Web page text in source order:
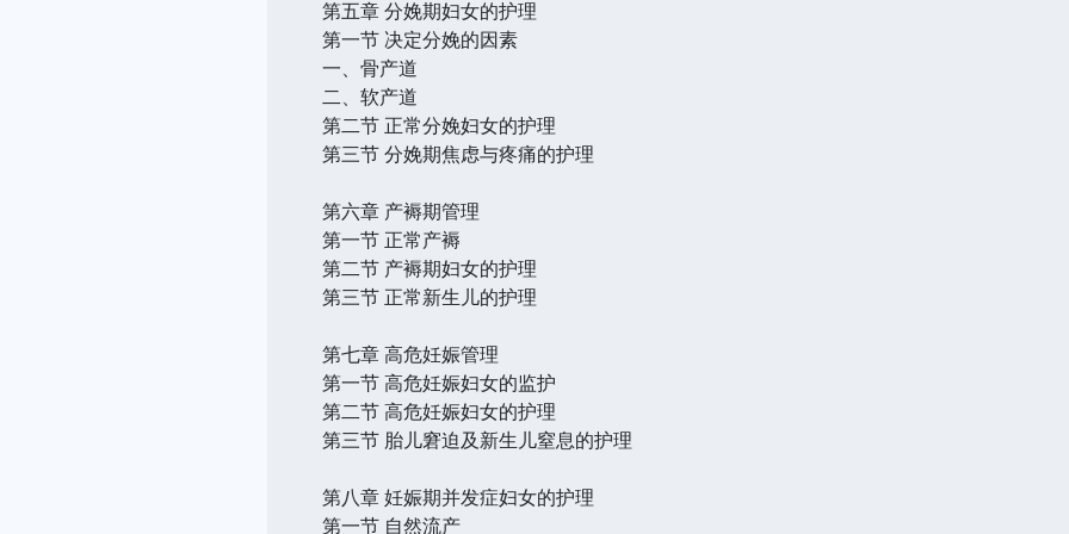
第五章 分娩期妇女的护理
第一节 决定分娩的因素
一、骨产道
二、软产道
第二节 正常分娩妇女的护理
第三节 分娩期焦虑与疼痛的护理
第六章 产褥期管理
第一节 正常产褥
第二节 产褥期妇女的护理
第三节 正常新生儿的护理
第七章 高危妊娠管理
第一节 高危妊娠妇女的监护
第二节 高危妊娠妇女的护理
第三节 胎儿窘迫及新生儿窒息的护理
第八章 妊娠期并发症妇女的护理
第一节 自然流产